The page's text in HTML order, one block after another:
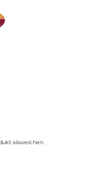
abweichen.